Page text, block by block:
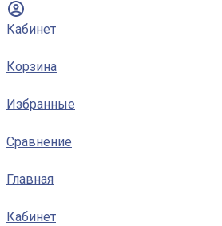
Кабинет
Корзина
Избранные
Сравнение
Главная
Кабинет